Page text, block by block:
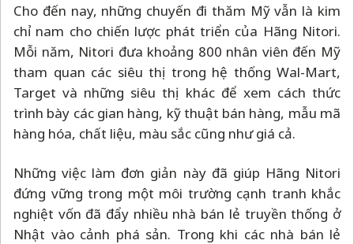
Cho đến nay, những chuyến đi thăm Mỹ vẫn là kim
chỉ nam cho chiến lược phát triển của Hãng Nitori.
Mỗi năm, Nitori đưa khoảng 800 nhân viên đến Mỹ
tham quan các siêu thị trong hệ thống Wal-Mart,
Target và những siêu thị khác để xem cách thức
trình bày các gian hàng, kỹ thuật bán hàng, mẫu mã
hàng hóa, chất liệu, màu sắc cũng như giá cả.
Những việc làm đơn giản này đã giúp Hãng Nitori
đứng vững trong một môi trường cạnh tranh khắc
nghiệt vốn đã đẩy nhiều nhà bán lẻ truyền thống ở
Nhật vào cảnh phá sản. Trong khi các nhà bán lẻ